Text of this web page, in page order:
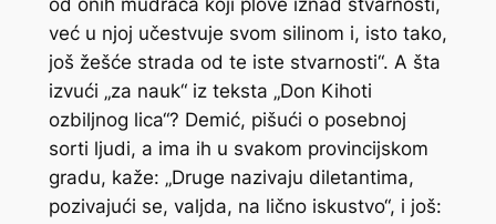
već u njoj učestvuje svom silinom i, isto tako,
još žešće strada od te iste stvarnosti“. A šta
izvući „za nauk“ iz teksta „Don Kihoti
ozbiljnog lica“? Demić, pišući o posebnoj
sorti ljudi, a ima ih u svakom provincijskom
gradu, kaže: „Druge nazivaju diletantima,
pozivajući se, valjda, na lično iskustvo“, i još: